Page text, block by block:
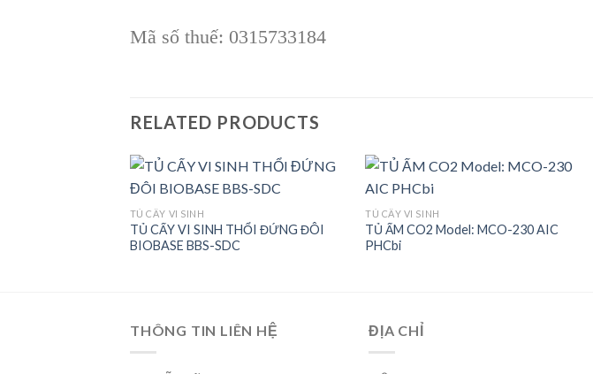
Mã số thuế: 0315733184
RELATED PRODUCTS
Add to
TỦ CẤY VI SINH
TỦ CẤY VI SINH THỔI ĐỨNG ĐÔI
BIOBASE BBS-SDC
Add to
TỦ CẤY VI SINH
TỦ ẤM CO2 Model: MCO-230 AIC
PHCbi
THÔNG TIN LIÊN HỆ ĐỊA CHỈ